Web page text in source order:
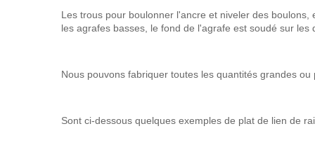
Les trous pour boulonner l'ancre et niveler des
les agrafes basses, le fond de l'agrafe est soudé sur les
Nous pouvons fabriquer toutes les quantités grandes
Sont ci-dessous quelques exemples de plat de lien de